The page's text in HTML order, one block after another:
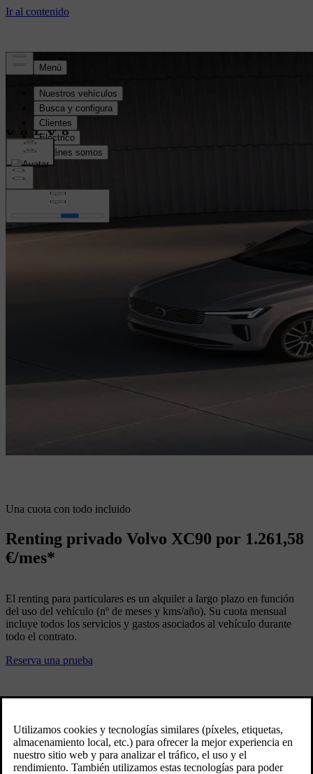
Una cuota con todo incluido
Renting privado Volvo XC90 por 1.261,58
€/mes*
El renting para particulares es un alquiler a largo plazo en función
del uso del vehículo (nº de meses y kms/año). Su cuota mensual
incluye todos los servicios y gastos asociados al vehículo durante
todo el contrato.
Reserva una prueba
Garantizamos la fecha de entrega